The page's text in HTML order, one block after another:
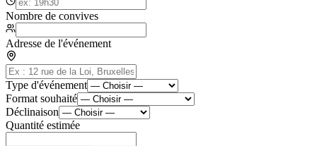
Nombre de convives
Adresse de l'événement
Type d'événement
Format souhaité
Déclinaison
Quantité estimée